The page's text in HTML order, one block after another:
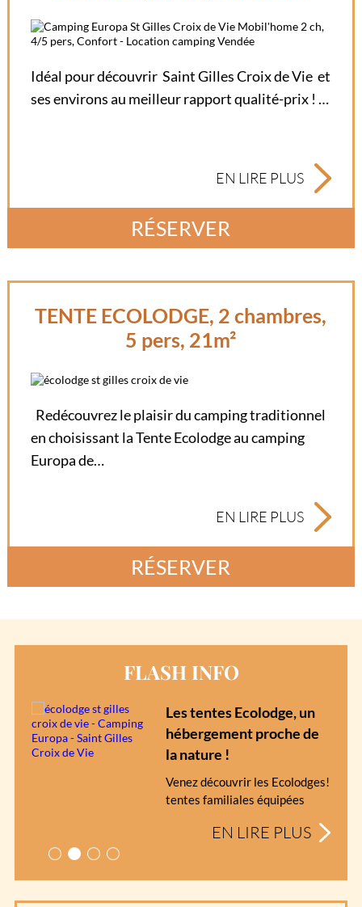
Idéal pour découvrir Saint Gilles Croix de Vie et
ses environs au meilleur rapport qualité-prix ! …
EN LIRE PLUS
RÉSERVER
TENTE ECOLODGE, 2 chambres,
5 pers, 21m²
Redécouvrez le plaisir du camping traditionnel
en choisissant la Tente Ecolodge au camping
Europa de…
EN LIRE PLUS
RÉSERVER
FLASH INFO
Les tentes Ecolodge, un
hébergement proche de
la nature !
Venez découvrir les Ecolodges!
tentes familiales équipées
EN LIRE PLUS